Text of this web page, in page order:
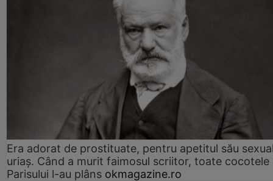
Era adorat de prostituate, pentru apetitul său
uriaș. Când a murit faimosul scriitor, toate cocotele
Parisului l-au plâns okmagazine.ro